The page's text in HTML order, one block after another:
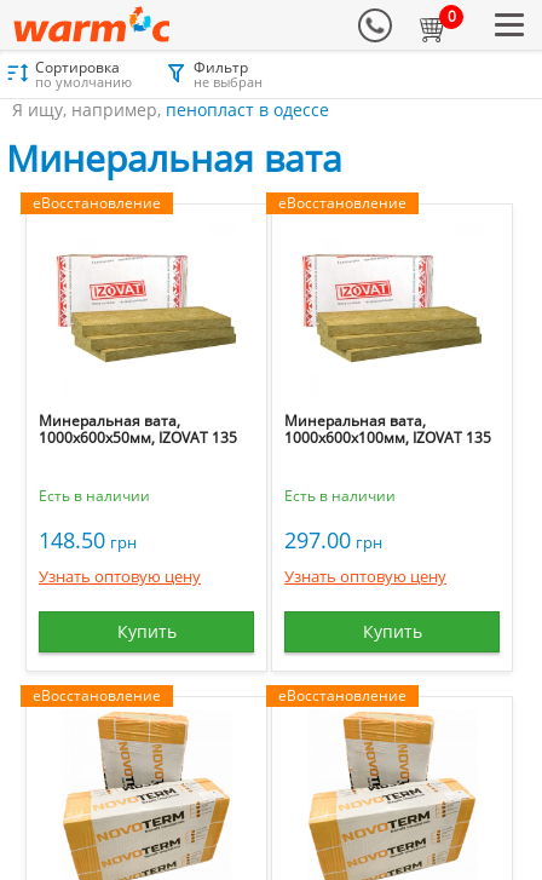
0
Материалы для утепления Каталог
Я ищу, например, пенопласт в одессе
Сортировка
по умолчанию
Фильтр
не выбран
Минеральная вата
еВосстановление
Минеральная вата,
1000х600х50мм, IZOVAT 135
Есть в наличии
148.50 грн
Узнать оптовую цену
Купить
еВосстановление
Минеральная вата,
1000х600х100мм, IZOVAT 135
Есть в наличии
297.00 грн
Узнать оптовую цену
Купить
еВосстановление еВосстановление